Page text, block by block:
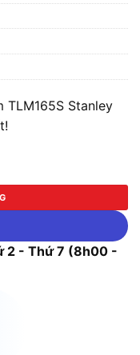
Stanley
Stanley STHT1-
2 - Thứ 7 (8h00 -